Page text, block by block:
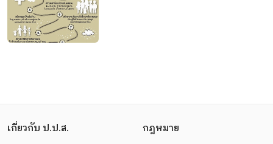
เกี่ยวกับ ป.ป.ส. กฎหมาย